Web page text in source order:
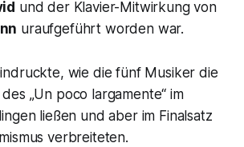
und der Klavier-Mitwirkung von
uraufgeführt worden war.
wie die fünf Musiker die
„Un poco largamente“ im
ließen und aber im Finalsatz
verbreiteten.